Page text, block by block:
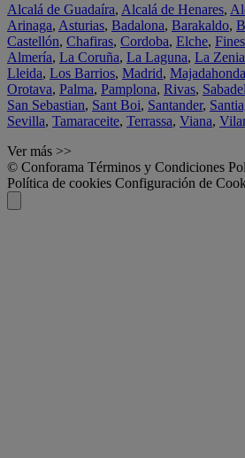
Alcalá de Guadaíra, Alcalá de Henares,
Arinaga, Asturias, Badalona, Barakaldo,
Castellón, Chafiras, Cordoba, Elche,
Almería, La Coruña, La Laguna, La Zenia
Lleida, Los Barrios, Madrid, Majadahonda
Orotava, Palma, Pamplona, Rivas,
San Sebastian, Sant Boi, Santander,
Sevilla, Tamaraceite, Terrassa, Viana,
Ver más >>
© Conforama Términos y Condiciones
Política de cookies Configuración de